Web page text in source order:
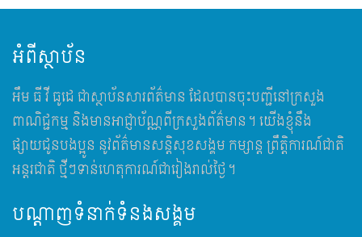
អំពីស្ថាប័ន
អឹម​ ធី វី ធូដេ ជាស្ថាប័នសារព័ត៌មាន ដែលបានចុះបញ្ជីនៅក្រសួង
ពាណិជ្ជកម្ម និងមានអាជ្ញាប័ណ្ណពីក្រសួងព័ត៌មាន។ យើងខ្ញុំនឹង
ផ្សាយជូនបងប្អូន នូវព័ត៌មានសន្តិសុខសង្គម កម្សាន្ត ព្រឹត្តិការណ៍ជាតិ
អន្តរជាតិ ថ្មីៗទាន់ហេតុការណ៍ជារៀងរាល់ថ្ងៃ។
បណ្តាញទំនាក់ទំនងសង្គម